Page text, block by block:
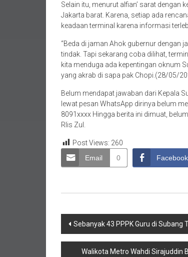
Selain itu, menurut alfian’ sarat dengan
Jakarta barat. Karena, setiap ada
keadaan terminal karena informasi
“Beda di jaman Ahok gubernur dengan
tindak. Tapi sekarang coba dilihat,
kita menduga ada kepentingan oknum
yang akrab di sapa pak Chopi.(28/05/
Belum mendapat jawaban dari Kepala
lewat pesan WhatsApp dirinya belum
8091xxxx Hingga berita ini dimuat,
Rlis Zul.
Post Views: 260
Email
0 Facebook
Navigasi
pos
Sebanyak 43 PPPK Guru di Subang
Walikota Metro Wahdi Sirajuddin